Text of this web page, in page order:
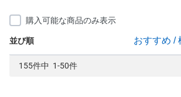
購入可能な商品のみ表示
並び順
155件中 1-50件